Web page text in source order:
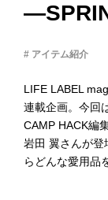
# アイテム紹介
LIFE LABEL
連載企画。今回
CAMP HACK編
岩田 翼さんが登
らどんな愛用品